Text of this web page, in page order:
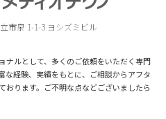
市泉 1-1-3 ヨシズミビル
ナルとして、多くのご依頼をいただく専門
な経験、実績をもとに、ご相談からアフタ
おります。ご不明な点などございましたら